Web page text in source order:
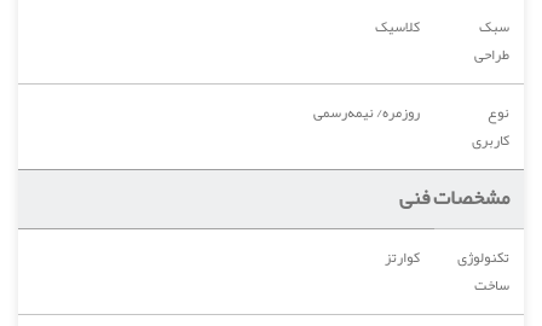
سبک
طراحی
کلاسیک
نوع
کاربری
روزمره/ نیمه‌رسمی
مشخصات فنی
تکنولوژی
ساخت
کوارتز